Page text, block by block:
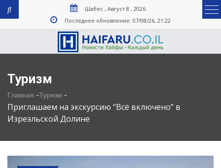
Шабес , Август 8 , 2026
Последнее обновление: 07/08/26, 21:22
Туризм
Главная -Туризм -
Приглашаем на экскурсию “Всё включено” в
Изреэльской Долине